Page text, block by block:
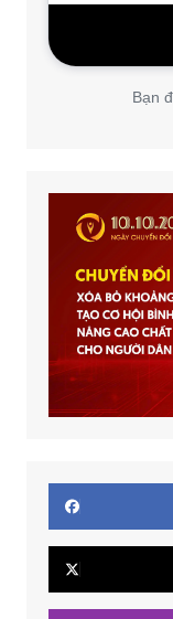
Bạn